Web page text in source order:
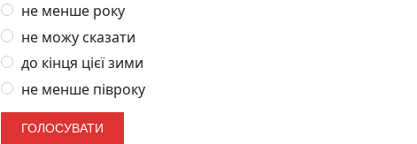
не менше року
не можу сказати
до кінця цієї зими
не менше півроку